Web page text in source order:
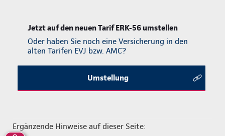
Jetzt auf den neuen Tarif ERK-56 umstellen
Oder haben Sie noch eine Versicherung in den
alten Tarifen EVJ bzw. AMC?
Umstellung
Ergänzende Hinweise auf dieser Seite: